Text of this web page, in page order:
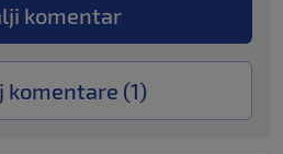
komentar
komentare (1)